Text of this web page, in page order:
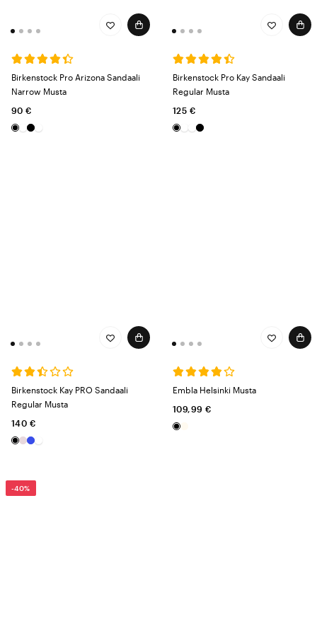
Birkenstock Pro Arizona Sandaali
Narrow Musta
90 €
Birkenstock Pro Kay Sandaali
Regular Musta
125 €
Birkenstock Kay PRO Sandaali
Regular Musta
140 €
Embla Helsinki Musta
109,99 €
-40%